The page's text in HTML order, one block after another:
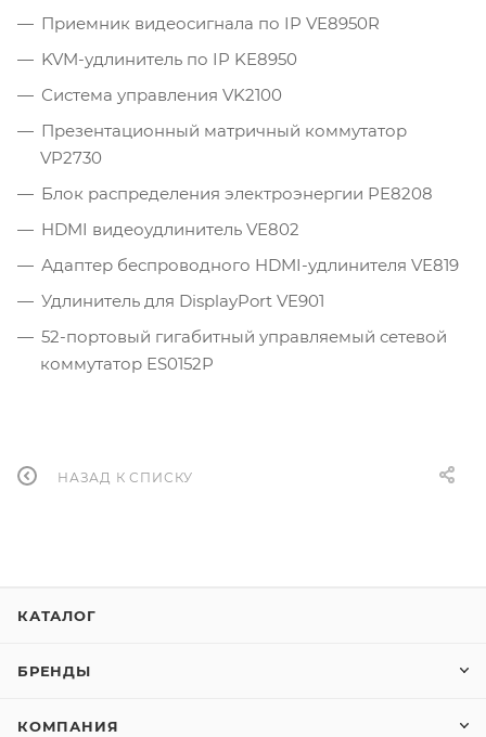
Приемник видеосигнала по IP VE8950R
KVM-удлинитель по IP KE8950
Система управления VK2100
Презентационный матричный коммутатор
VP2730
Блок распределения электроэнергии PE8208
HDMI видеоудлинитель VE802
Адаптер беспроводного HDMI-удлинителя VE819
Удлинитель для DisplayPort VE901
52-портовый гигабитный управляемый сетевой
коммутатор ES0152P
НАЗАД К СПИСКУ
КАТАЛОГ
БРЕНДЫ
КОМПАНИЯ